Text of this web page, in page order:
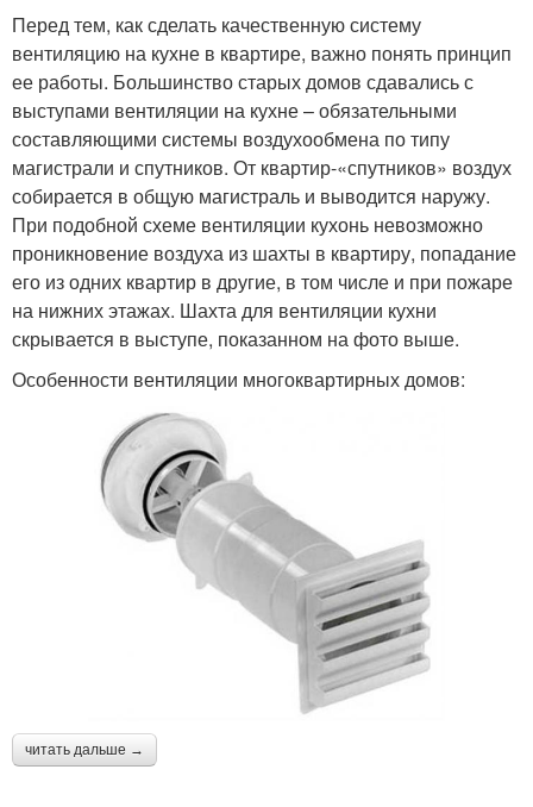
Перед тем, как сделать качественную систему
вентиляцию на кухне в квартире, важно понять принцип
ее работы. Большинство старых домов сдавались с
выступами вентиляции на кухне – обязательными
составляющими системы воздухообмена по типу
магистрали и спутников. От квартир-«спутников» воздух
собирается в общую магистраль и выводится наружу.
При подобной схеме вентиляции кухонь невозможно
проникновение воздуха из шахты в квартиру, попадание
его из одних квартир в другие, в том числе и при пожаре
на нижних этажах. Шахта для вентиляции кухни
скрывается в выступе, показанном на фото выше.
Особенности вентиляции многоквартирных домов:
читать дальше →